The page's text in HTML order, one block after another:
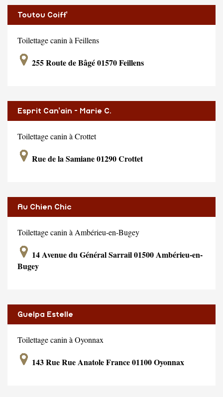
Toutou Coiff'
Toilettage canin à Feillens
255 Route de Bâgé 01570 Feillens
Esprit Can'ain - Marie C.
Toilettage canin à Crottet
Rue de la Samiane 01290 Crottet
Au Chien Chic
Toilettage canin à Ambérieu-en-Bugey
14 Avenue du Général Sarrail 01500 Ambérieu-en-
Bugey
Guelpa Estelle
Toilettage canin à Oyonnax
143 Rue Rue Anatole France 01100 Oyonnax